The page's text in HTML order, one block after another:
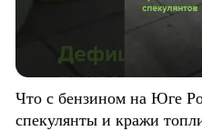
Что с бензином на Юге
спекулянты и кражи